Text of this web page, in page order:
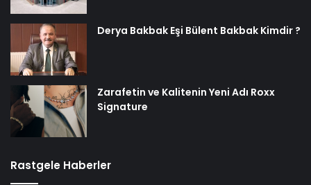
Derya Bakbak Eşi Bülent Bakbak Kimdir ?
Zarafetin ve Kalitenin Yeni Adı Roxx
Signature
Rastgele Haberler